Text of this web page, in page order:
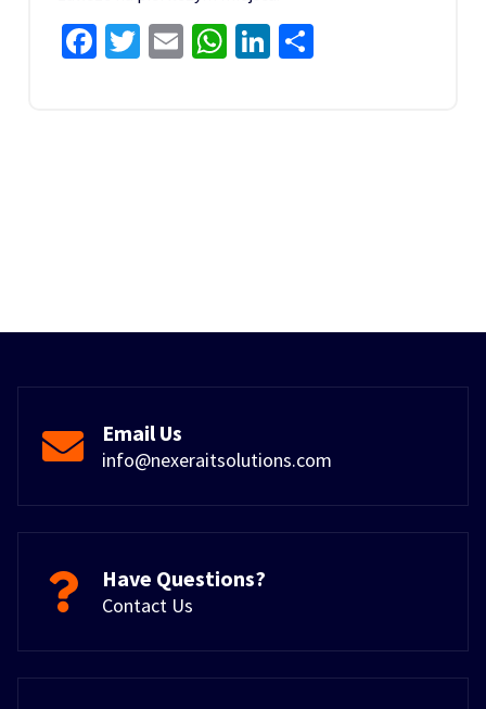
Facebook
Twitter
EmailWhatsApp
LinkedIn
Email Us
info@nexeraitsolutions.com
Have Questions?
Contact Us